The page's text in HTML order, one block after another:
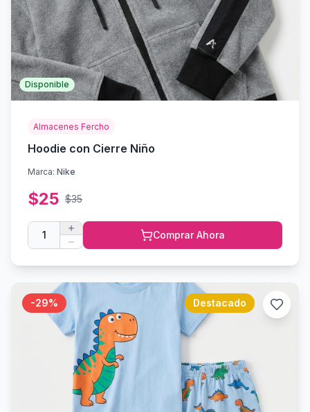
Disponible
Almacenes Fercho
Hoodie con Cierre Niño
Marca: Nike
$25 $35
1 Comprar Ahora
-29% Destacado